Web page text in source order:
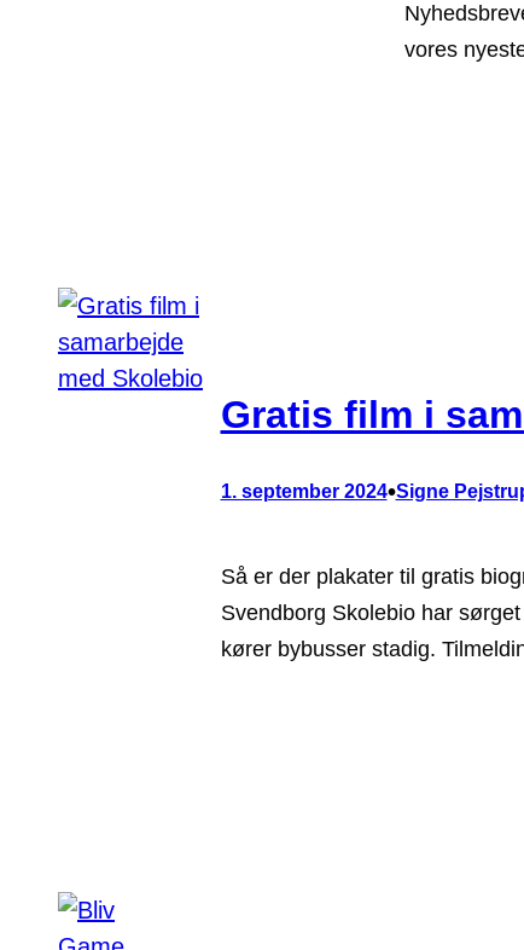
vores
Gratis film i
1. september 2024•Signe
Så er der plakater til gratis
Svendborg Skolebio har
kører bybusser stadig.